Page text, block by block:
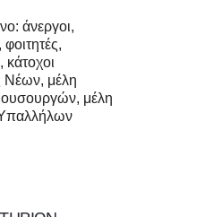
άνεργοι,
Νέων, μέλη
μέλη